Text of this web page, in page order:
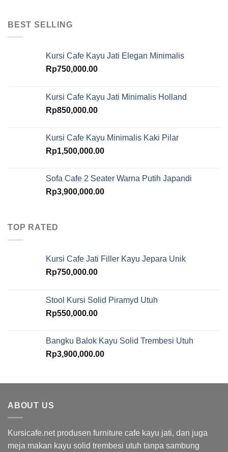
BEST SELLING
Kursi Cafe Kayu Jati Elegan Minimalis
Rp750,000.00
Kursi Cafe Kayu Jati Minimalis Holland
Rp850,000.00
Kursi Cafe Kayu Minimalis Kaki Pilar
Rp1,500,000.00
Sofa Cafe 2 Seater Warna Putih Japandi
Rp3,900,000.00
TOP RATED
Kursi Cafe Jati Filler Kayu Jepara Unik
Rp750,000.00
Stool Kursi Solid Piramyd Utuh
Rp550,000.00
Bangku Balok Kayu Solid Trembesi Utuh
Rp3,900,000.00
ABOUT US
Kursicafe.net produsen furniture cafe kayu jati, dan juga
meja makan kayu solid trembesi utuh tanpa sambung